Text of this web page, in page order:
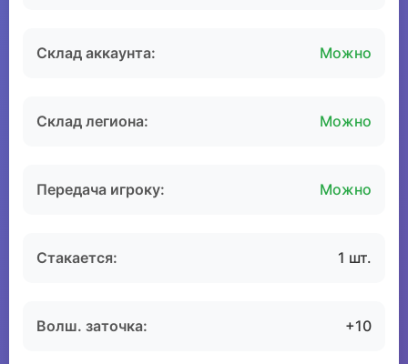
Склад аккаунта: Можно
Склад легиона: Можно
Передача игроку: Можно
Стакается: 1 шт.
Волш. заточка: +10